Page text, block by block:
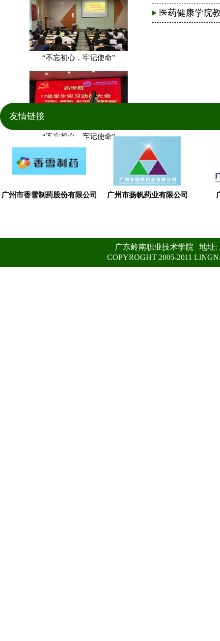
“不忘初心，牢记使命”
“不忘初心，牢记使命”
医药健康学院
友情链接
广州市香雪制药股份有限公司 广州市扬帆药业有限公司
广东岭南职业技术学院 地址:
COPYROGHT 2005-2011